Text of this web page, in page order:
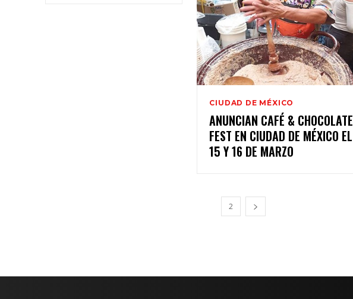
CIUDAD DE MÉXICO
ANUNCIAN CAFÉ & CHOCOLATE
FEST EN CIUDAD DE MÉXICO EL
15 Y 16 DE MARZO
2